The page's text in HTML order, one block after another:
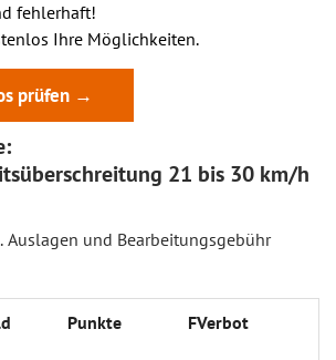
fehlerhaft!
Ihre Möglichkeiten.
prüfen →
21 bis 30 km/h
Auslagen und Bearbeitungsgebühr
Punkte FVerbot